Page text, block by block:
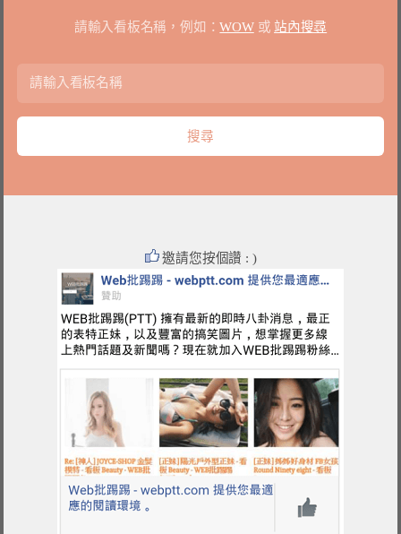
請輸入看板名稱，例如：WOW或 站內搜尋
邀請您按個讚 : )